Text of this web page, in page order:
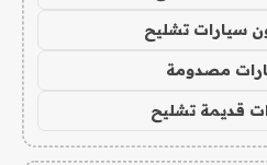
سيارات تشليح
مصدومة
قديمة تشليح